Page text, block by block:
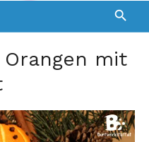
mit